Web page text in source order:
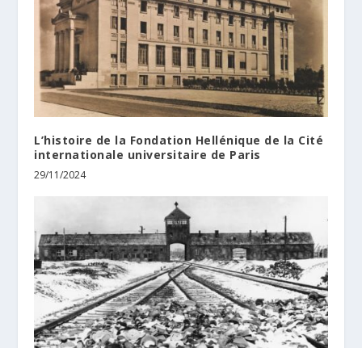
L’histoire de la Fondation Hellénique de la Cité
internationale universitaire de Paris
29/11/2024